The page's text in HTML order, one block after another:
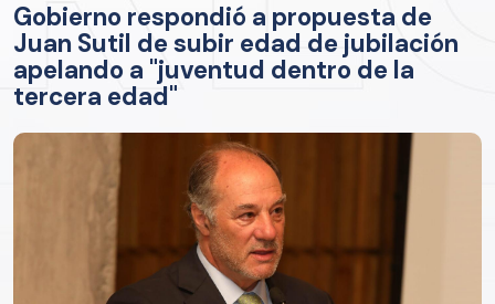
Gobierno respondió a propuesta de
Juan Sutil de subir edad de jubilación
apelando a "juventud dentro de la
tercera edad"